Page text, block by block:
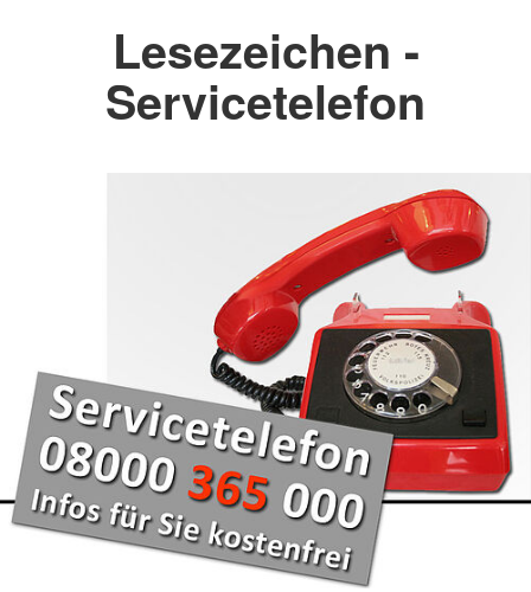
Lesezeichen -
Servicetelefon